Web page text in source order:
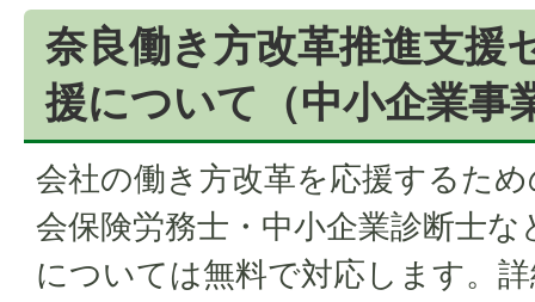
奈良働き方改革推進支援
援について（中小企業事
会社の働き方改革を応援するた
会保険労務士・中小企業診断士
については無料で対応します。